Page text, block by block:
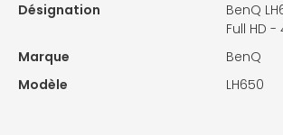
Désignation
BenQ
Full HD
Marque
BenQ
Modèle
LH650